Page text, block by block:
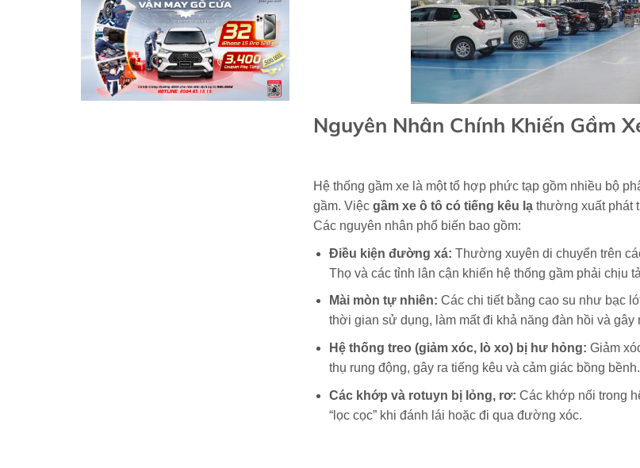
Nguyên Nhân Chính Khiến Gầm
Hệ thống gầm xe là một tổ hợp phức tạp gồm nhiều bộ
gầm. Việc gầm xe ô tô có tiếng kêu lạthường xuất phát
Các nguyên nhân phổ biến bao gồm:
Điều kiện đường xá: Thường xuyên di chuyển trên
Thọ và các tỉnh lân cận khiến hệ thống gầm phải chịu
Mài mòn tự nhiên: Các chi tiết bằng cao su như bạc
thời gian sử dụng, làm mất đi khả năng đàn hồi và
Hệ thống treo (giảm xóc, lò xo) bị hư hỏng: Giảm
thụ rung động, gây ra tiếng kêu và cảm giác bồng bềnh.
Các khớp và rotuyn bị lỏng, rơ: Các khớp nối trong
“lọc cọc” khi đánh lái hoặc đi qua đường xóc.